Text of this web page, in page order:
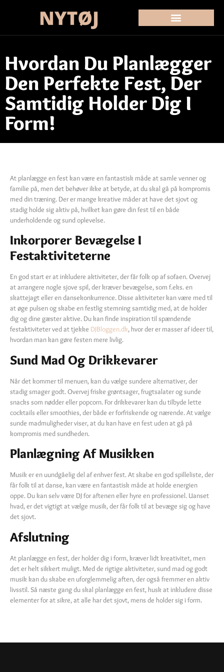
Hvordan Du Planlægger
Den Perfekte Fest, Der
Samtidig Holder Dig I
Form!
At planlægge en fest kan være en fantastisk måde at samle venner og
familie på, men det behøver ikke at betyde, at du skal gå på kompromis
med din træning. Der er mange kreative måder at have det sjovt og
stadig holde sig aktiv på, hvilket kan gøre din fest til en både
underholdende og sund oplevelse.
Inkorporer Bevægelse I
Festaktiviteterne
En god start er at inkludere aktiviteter, der får folk op af sofaen. Overvej
at arrangere nogle sjove spil, der kræver bevægelse, som f.eks. en
skattejagt eller en dansekonkurrence. Disse aktiviteter kan være med til
at øge pulsen og skabe en festlig stemning samtidig med, at de holder
dig og dine gæster aktive. Du kan finde inspiration til spændende
festaktiviteter ved at tjekke DJBloggen.dk, hvor der er masser af ideer til,
hvordan man kan gøre festen mere livlig.
Sund Mad Og Drikkevarer
Når det kommer til menuen, kan du vælge sundere alternativer, der
stadig smager godt. Overvej friske grøntsager, frugtsalater og sunde
snacks som nødder eller popcorn. For drikkevarer kan du tilbyde lette
cocktails eller smoothies, der både er forfriskende og nærende. At vælge
sunde madmuligheder viser, at du kan have en fest uden at gå på
kompromis med sundheden.
Planlægning Af Musikken
Musik er en uundgåelig del af enhver fest. At skabe en god spilleliste, der
får folk til at danse, kan være en fantastisk måde at holde energien
oppe. Du kan selv være DJ for aftenen eller hyre en professionel. Uanset
hvad, er det vigtigt at vælge musik, der får folk til at bevæge sig og have
det sjovt.
Afslutning
At planlægge en fest, der holder dig i form, kræver lidt kreativitet, men
det er helt sikkert muligt. Med de rigtige aktiviteter, sund mad og godt
musik kan du skabe en uforglemmelig aften, der også fremmer en aktiv
livsstil. Så næste gang du skal planlægge en fest, husk at inkludere disse
elementer for at sikre, at alle har det sjovt, mens de holder sig i form.